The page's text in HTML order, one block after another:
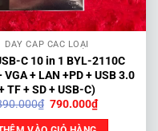
DÂY CÁP CÁC LOẠI
C 10 in 1 BYL-2110C
VGA + LAN +PD + USB 3.0
TF + SD + USB-C)
₫ Giá
là:
790.000₫Giá
hiện